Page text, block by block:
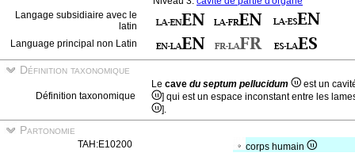
Langage subsidiaire avec le
latin
Language principal non Latin
Définition taxonomique
Définition taxonomique
Le cave du septum pellucidum
est un
] qui est un espace inconstant entre les
].
Partonomie
TAH:E10200
corps humain